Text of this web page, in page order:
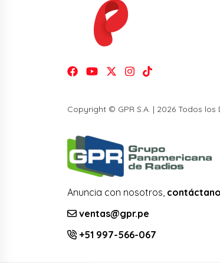
Copyright © GPR S.A. | 2026 Todos
Anuncia con nosotros,
ventas@gpr.pe
+51 997-566-067